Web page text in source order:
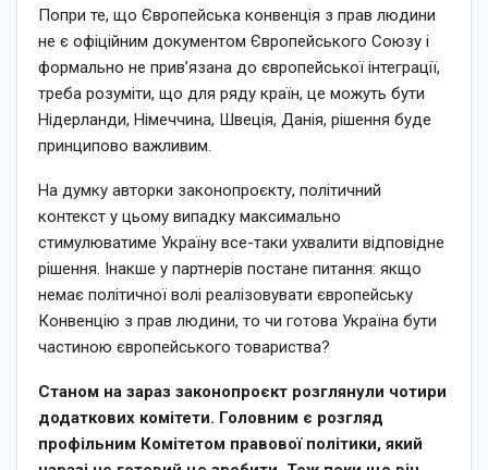
Попри те, що Європейська конвенція з прав людини
не є офіційним документом Європейського Союзу і
формально не прив’язана до європейської інтеграції,
треба розуміти, що для ряду країн, це можуть бути
Нідерланди, Німеччина, Швеція, Данія, рішення буде
принципово важливим.
На думку авторки законопроєкту, політичний
контекст у цьому випадку максимально
стимулюватиме Україну все-таки ухвалити відповідне
рішення. Інакше у партнерів постане питання: якщо
немає політичної волі реалізовувати європейську
Конвенцію з прав людини, то чи готова Україна бути
частиною європейського товариства?
Станом на зараз законопроєкт розглянули чотири
додаткових комітети. Головним є розгляд
профільним Комітетом правової політики, який